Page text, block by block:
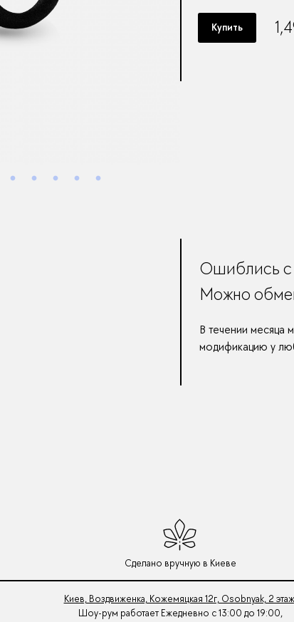
Купить
Ошиблись
Можно
В течении месяца
модификацию у
Сделано вручную в Киеве
Киев, Воздвиженка, Кожемяцкая 12г, Osobnyak, 2
Шоу-рум работает Ежедневно с 13:00 до 19:00,